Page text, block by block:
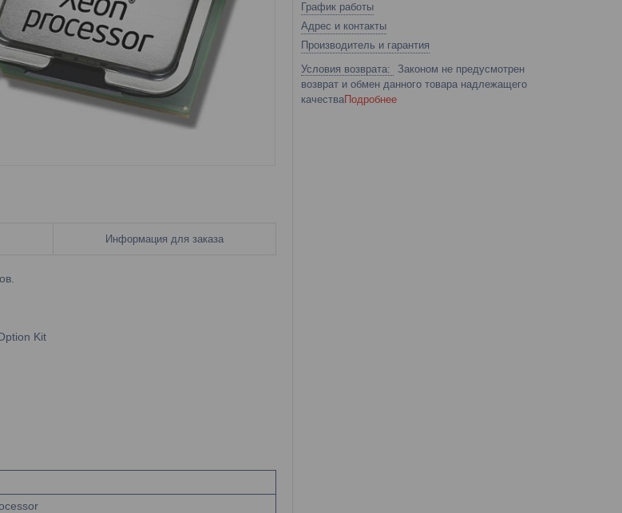
Информация для заказа
Kit
График работы
Адрес и контакты
Производитель и гарантия
Законом не предусмотрен
возврат и обмен данного товара надлежащего
качестваПодробнее